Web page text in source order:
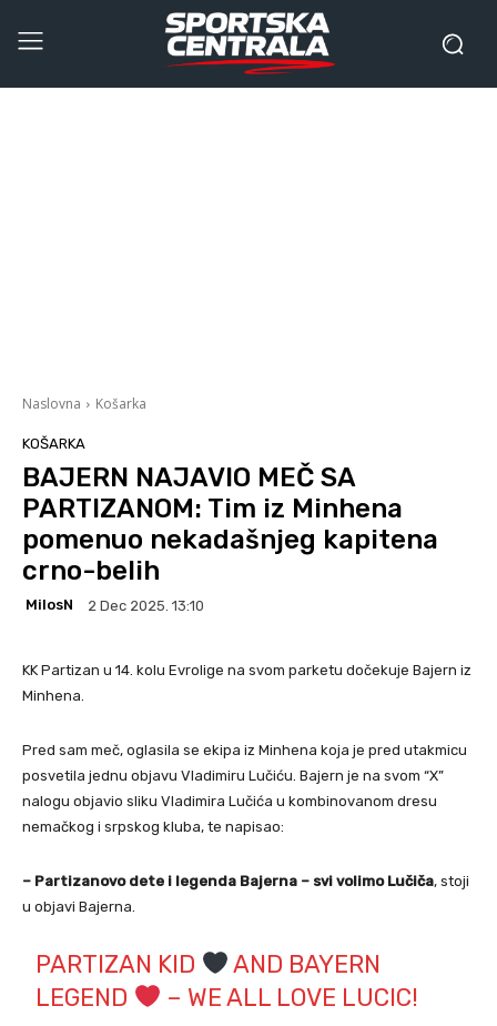
Naslovna Košarka
KOŠARKA
BAJERN NAJAVIO MEČ SA
PARTIZANOM: Tim iz Minhena
pomenuo nekadašnjeg kapitena
crno-belih
MilosN 2 Dec 2025. 13:10
KK Partizan u 14. kolu Evrolige na svom parketu dočekuje Bajern iz
Minhena.
Pred sam meč, oglasila se ekipa iz Minhena koja je pred utakmicu
posvetila jednu objavu Vladimiru Lučiću. Bajern je na svom “X”
nalogu objavio sliku Vladimira Lučića u kombinovanom dresu
nemačkog i srpskog kluba, te napisao:
– Partizanovo dete i legenda Bajerna – svi volimo Lučiča, stoji
u objavi Bajerna.
PARTIZAN KID
AND BAYERN
LEGEND
– WE ALL LOVE LUCIC!